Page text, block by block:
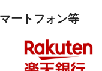
ートフォン等